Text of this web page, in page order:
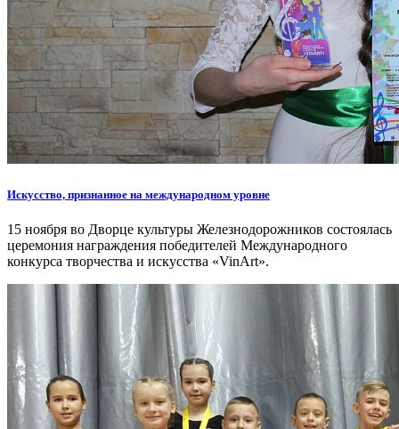
Искусство, признанное на международном уровне
15 ноября во Дворце культуры Железнодорожников состоялась
церемония награждения победителей Международного
конкурса творчества и искусства «VinArt».